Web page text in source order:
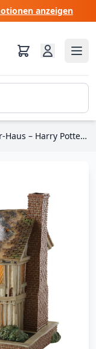
anzeigen
Das Potter-Haus – Harry Potter Village